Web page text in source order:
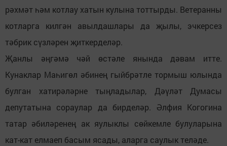
рәхмәт һәм котлау хатын кулына тоттырды. Ветеранны
котларга килгән авылдашлары да җылы, эчкерсез
тәбрик сүзләрен җиткерделәр.
Җанлы әңгәмә чәй өстәле янында дәвам итте.
Кунаклар Маһигөл әбинең гыйбрәтле тормыш юлында
булган хатирәләрне тыңладылар, Дәүләт Думасы
депутатына сораулар да бирделәр. Әлфия Когогина
татар әбиләренең ак яулыклы сөйкемле булуларына
кат-кат елмаеп басым ясады, аларга саулык теләде.